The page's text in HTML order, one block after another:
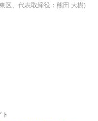
区、代表取締役：熊田 大樹)
ト